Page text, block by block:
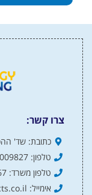
צרו קשר:
כתובת: שד'
טלפון: 074-7009827
טלפון משרד: 077-2312367
אימייל: sozi@solarprojects.co.il